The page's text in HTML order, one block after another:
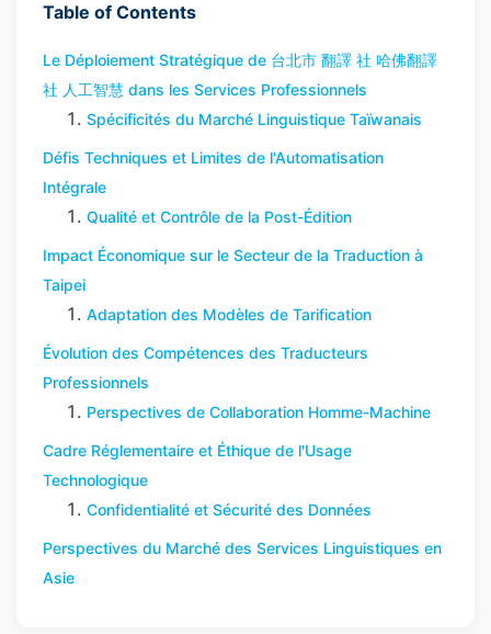
Table of Contents
Le Déploiement Stratégique de 台北市 翻譯 社 哈佛翻譯
社 人工智慧 dans les Services Professionnels
Spécificités du Marché Linguistique Taïwanais
Défis Techniques et Limites de l'Automatisation
Intégrale
Qualité et Contrôle de la Post-Édition
Impact Économique sur le Secteur de la Traduction à
Taipei
Adaptation des Modèles de Tarification
Évolution des Compétences des Traducteurs
Professionnels
Perspectives de Collaboration Homme-Machine
Cadre Réglementaire et Éthique de l'Usage
Technologique
Confidentialité et Sécurité des Données
Perspectives du Marché des Services Linguistiques en
Asie